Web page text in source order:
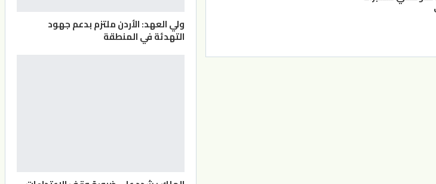
ولي العهد: الأردن ملتزم بدعم جهود
التهدئة في المنطقة